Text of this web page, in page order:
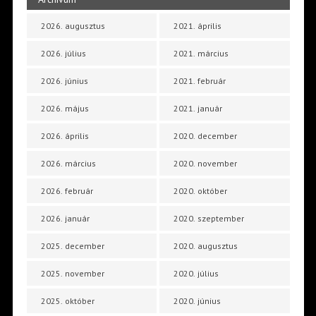
2026. augusztus
2026. július
2026. június
2026. május
2026. április
2026. március
2026. február
2026. január
2025. december
2025. november
2025. október
2021. április
2021. március
2021. február
2021. január
2020. december
2020. november
2020. október
2020. szeptember
2020. augusztus
2020. július
2020. június